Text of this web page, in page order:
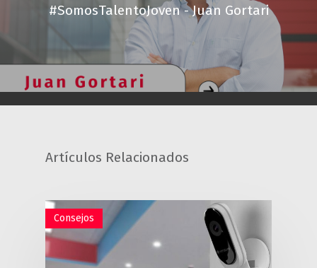
#SomosTalentoJoven - Juan Gortari
Artículos Relacionados
Consejos